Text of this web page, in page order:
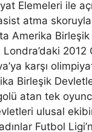
Elemeleri ile
atma skoruyla
Amerika
2012
karşı
Birleşik
atan tek
ulusal
Futbol